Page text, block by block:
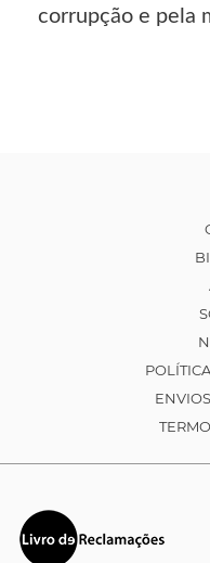
corrupção e pela